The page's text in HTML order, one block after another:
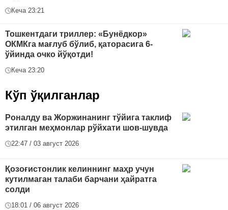
Кеча 23:21
Тошкентдаги триллер: «Бунёдкор»
ОКМКга мағлуб бўлиб, қаторасига 6-
ўйинда очко йўқотди!
Кеча 23:20
Кўп ўқилганлар
Роналду ва Жоржинанинг тўйига таклиф
этилган меҳмонлар рўйхати шов-шувда
22:47 / 03 август 2026
Қозоғистонлик келиннинг маҳр учун
кутилмаган талаби барчани ҳайратга
солди
18:01 / 06 август 2026